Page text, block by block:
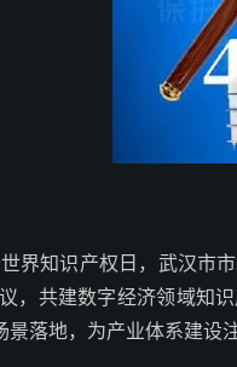
界知识产权日，武汉市
，共建数字经济领域知
落地，为产业体系建设注